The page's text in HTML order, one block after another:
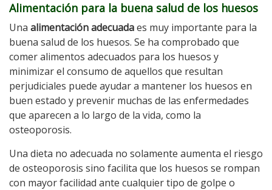
Alimentación para la buena salud de los huesos
Una alimentación adecuadaes muy importante para la
buena salud de los huesos. Se ha comprobado que
comer alimentos adecuados para los huesos y
minimizar el consumo de aquellos que resultan
perjudiciales puede ayudar a mantener los huesos en
buen estado y prevenir muchas de las enfermedades
que aparecen a lo largo de la vida, como la
osteoporosis.
Una dieta no adecuada no solamente aumenta el riesgo
de osteoporosis sino facilita que los huesos se rompan
con mayor facilidad ante cualquier tipo de golpe o